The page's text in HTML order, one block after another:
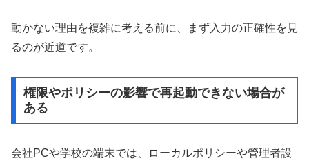
動かない理由を複雑に考える前に、まず入力の正確性を見
るのが近道です。
権限やポリシーの影響で再起動できない場合が
ある
会社PCや学校の端末では、ローカルポリシーや管理者設